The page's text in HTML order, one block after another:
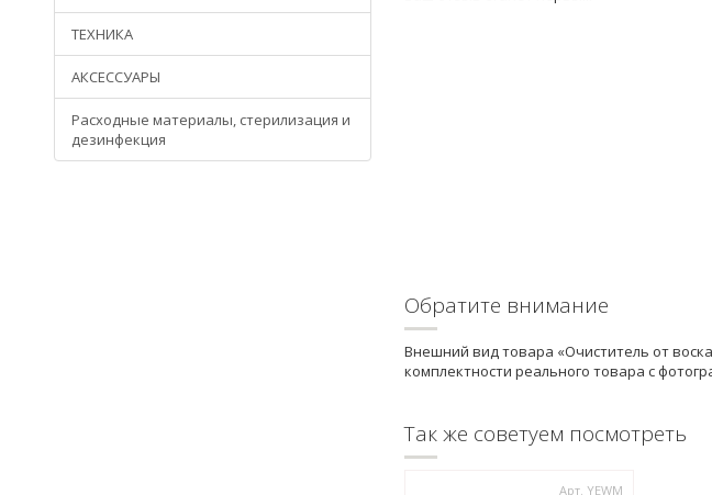
Обратите внимание
Внешний вид товара «Очиститель от
комплектности реального товара с
Так же советуем посмотреть
Арт. YEWM
ТЕХНИКА
АКСЕССУАРЫ
Расходные материалы, стерилизация и
дезинфекция